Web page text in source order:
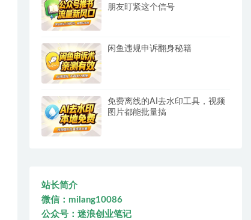
朋友盯紧这个信号
闲鱼违规申诉翻身秘籍
免费离线的AI去水印工具，视频
图片都能批量搞
站长简介
微信：milang10086
公众号：迷浪创业笔记